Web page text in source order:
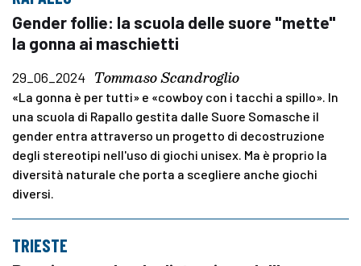
Gender follie: la scuola delle suore "mette"
la gonna ai maschietti
29_06_2024 Tommaso Scandroglio
«La gonna è per tutti» e «cowboy con i tacchi a spillo». In
una scuola di Rapallo gestita dalle Suore Somasche il
gender entra attraverso un progetto di decostruzione
degli stereotipi nell'uso di giochi unisex. Ma è proprio la
diversità naturale che porta a scegliere anche giochi
diversi.
TRIESTE